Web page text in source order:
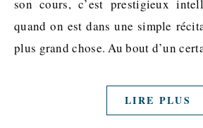
son cours, c’est prestigieux
quand on est dans une simple
plus grand chose. Au bout d’un
LIRE PLUS